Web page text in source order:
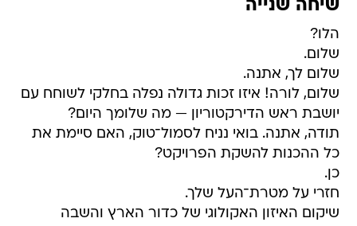
שיחה שנייה
הלו?
שלום.
שלום לך, אתנה.
שלום, לורה! איזו זכות גדולה נפלה בחלקי לשוחח עם
יושבת ראש הדירקטוריון — מה שלומך היום?
תודה, אתנה. בואי נניח לסמול־טוק, האם סיימת את
כל ההכנות להשקת הפרויקט?
כן.
חזרי על מטרת־העל שלך.
שיקום האיזון האקולוגי של כדור הארץ והשבה